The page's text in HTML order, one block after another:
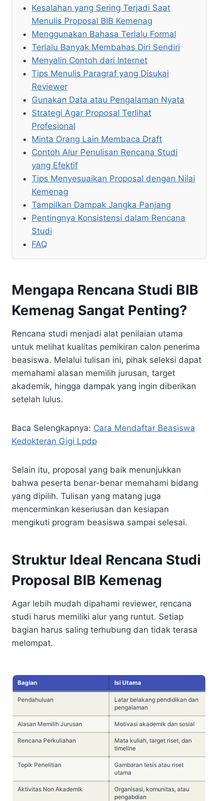
Kesalahan yang Sering Terjadi Saat
Menulis Proposal BIB Kemenag
Menggunakan Bahasa Terlalu Formal
Terlalu Banyak Membahas Diri Sendiri
Menyalin Contoh dari Internet
Tips Menulis Paragraf yang Disukai
Reviewer
Gunakan Data atau Pengalaman Nyata
Strategi Agar Proposal Terlihat
Profesional
Minta Orang Lain Membaca Draft
Contoh Alur Penulisan Rencana Studi
yang Efektif
Tips Menyesuaikan Proposal dengan Nilai
Kemenag
Tampilkan Dampak Jangka Panjang
Pentingnya Konsistensi dalam Rencana
Studi
FAQ
Mengapa Rencana Studi BIB
Kemenag Sangat Penting?
Rencana studi menjadi alat penilaian utama
untuk melihat kualitas pemikiran calon penerima
beasiswa. Melalui tulisan ini, pihak seleksi dapat
memahami alasan memilih jurusan, target
akademik, hingga dampak yang ingin diberikan
setelah lulus.
Baca Selengkapnya: Cara Mendaftar Beasiswa
Kedokteran Gigi Lpdp
Selain itu, proposal yang baik menunjukkan
bahwa peserta benar-benar memahami bidang
yang dipilih. Tulisan yang matang juga
mencerminkan keseriusan dan kesiapan
mengikuti program beasiswa sampai selesai.
Struktur Ideal Rencana Studi
Proposal BIB Kemenag
Agar lebih mudah dipahami reviewer, rencana
studi harus memiliki alur yang runtut. Setiap
bagian harus saling terhubung dan tidak terasa
melompat.
Bagian Isi Utama
Pendahuluan
Latar belakang pendidikan dan
pengalaman
Alasan Memilih Jurusan Motivasi akademik dan sosial
Rencana Perkuliahan
Mata kuliah, target riset, dan
timeline
Topik Penelitian
Gambaran tesis atau riset
utama
Aktivitas Non Akademik
Organisasi, komunitas, atau
pengabdian